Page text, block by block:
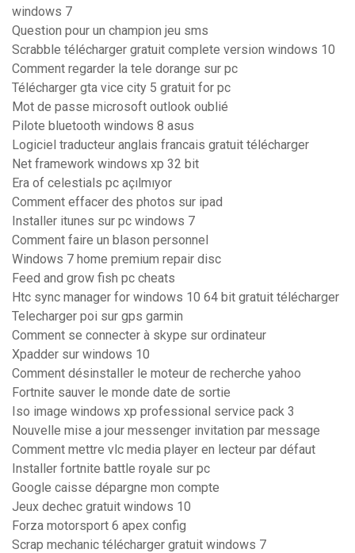
windows 7
Question pour un champion jeu sms
Scrabble télécharger gratuit complete version windows 10
Comment regarder la tele dorange sur pc
Télécharger gta vice city 5 gratuit for pc
Mot de passe microsoft outlook oublié
Pilote bluetooth windows 8 asus
Logiciel traducteur anglais francais gratuit télécharger
Net framework windows xp 32 bit
Era of celestials pc açılmıyor
Comment effacer des photos sur ipad
Installer itunes sur pc windows 7
Comment faire un blason personnel
Windows 7 home premium repair disc
Feed and grow fish pc cheats
Htc sync manager for windows 10 64 bit gratuit télécharger
Telecharger poi sur gps garmin
Comment se connecter à skype sur ordinateur
Xpadder sur windows 10
Comment désinstaller le moteur de recherche yahoo
Fortnite sauver le monde date de sortie
Iso image windows xp professional service pack 3
Nouvelle mise a jour messenger invitation par message
Comment mettre vlc media player en lecteur par défaut
Installer fortnite battle royale sur pc
Google caisse dépargne mon compte
Jeux dechec gratuit windows 10
Forza motorsport 6 apex config
Scrap mechanic télécharger gratuit windows 7